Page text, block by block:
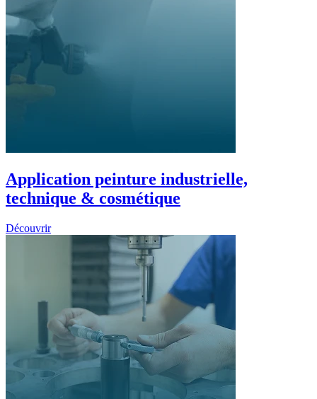
Application peinture industrielle,
technique & cosmétique
Découvrir